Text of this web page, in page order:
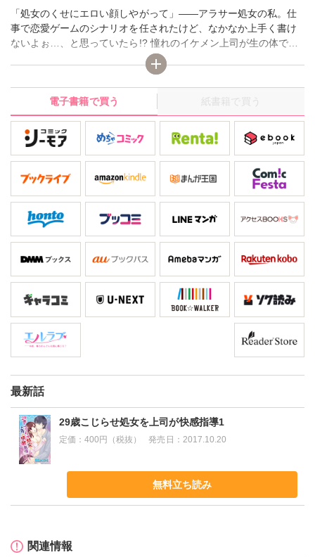
「処女のくせにエロい顔しやがって」――アラサー処女の私。仕
事で恋愛ゲームのシナリオを任されたけど、なかなか上手く書け
ないよぉ…、と思っていたら!? 憧れのイケメン上司が生の体で実
践指導!? 口の中をかき回され、名前を呼ばれながら乳首をいじら
れ…、こんなの私には刺激が強すぎ…!! こんな指導でいいシナリ
オが書けるの!? ――表題作ほか、セフレ兼同居人のホストを本気
で好きになってしまった風俗嬢の純情を描いた、『カリスマホス
トと風俗嬢』も収録!!
電子書籍で買う 紙書籍で買う
最新話
29歳こじらせ処女を上司が快感指導1
定価：400円（税抜） 発売日： 2017.10.20
無料立ち読み
関連情報